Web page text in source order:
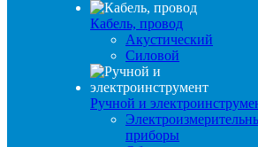
Кабель, провод
Акустический
Силовой
Ручной и
приборы